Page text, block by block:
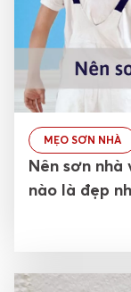
MẸO SƠN NHÀ
Nên sơn nhà
nào là đẹp